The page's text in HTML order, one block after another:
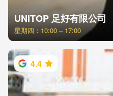
UNITOP 足好有限公司
星期四：10:00 – 17:00
4.4